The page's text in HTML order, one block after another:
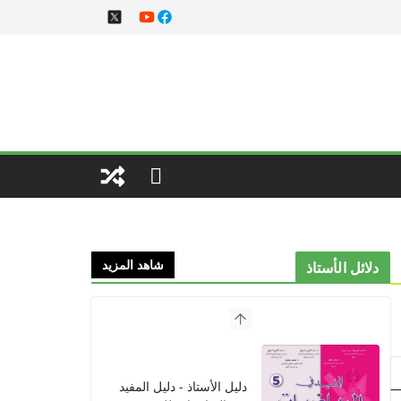
دلائل الأستاذ شاهد المزيد
دليل الأستاذ - دليل المفيد